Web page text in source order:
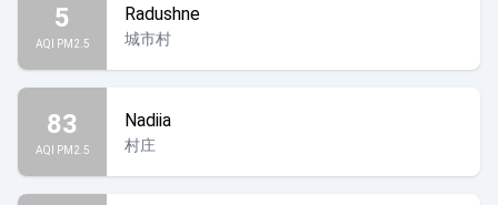
5
AQI PM2.5
Radushne
城市村
83
AQI PM2.5
Nadiia
村庄